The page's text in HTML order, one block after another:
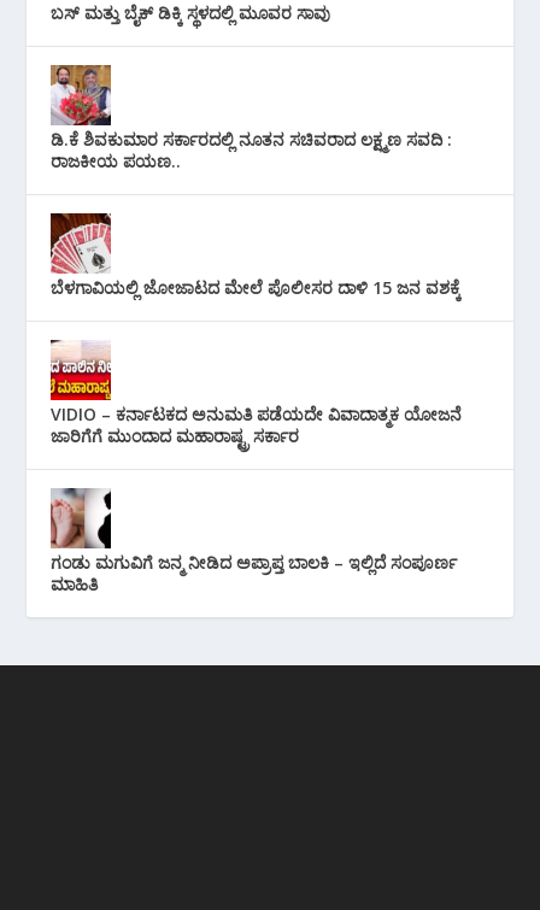
ಬಸ್ ಮತ್ತು ಬೈಕ್ ಡಿಕ್ಕಿ ಸ್ಥಳದಲ್ಲಿ ಮೂವರ ಸಾವು
ಡಿ.ಕೆ ಶಿವಕುಮಾರ ಸರ್ಕಾರದಲ್ಲಿ ನೂತನ ಸಚಿವರಾದ ಲಕ್ಷ್ಮಣ ಸವದಿ :
ರಾಜಕೀಯ ಪಯಣ..
ಬೆಳಗಾವಿಯಲ್ಲಿ ಜೋಜಾಟದ ಮೇಲೆ ಪೊಲೀಸರ ದಾಳಿ 15 ಜನ ವಶಕ್ಕೆ
VIDIO – ಕರ್ನಾಟಕದ ಅನುಮತಿ ಪಡೆಯದೇ ವಿವಾದಾತ್ಮಕ ಯೋಜನೆ
ಜಾರಿಗೆಗೆ ಮುಂದಾದ ಮಹಾರಾಷ್ಟ್ರ ಸರ್ಕಾರ
ಗಂಡು ಮಗುವಿಗೆ ಜನ್ಮ ನೀಡಿದ ಅಪ್ರಾಪ್ತ ಬಾಲಕಿ – ಇಲ್ಲಿದೆ ಸಂಪೂರ್ಣ
ಮಾಹಿತಿ